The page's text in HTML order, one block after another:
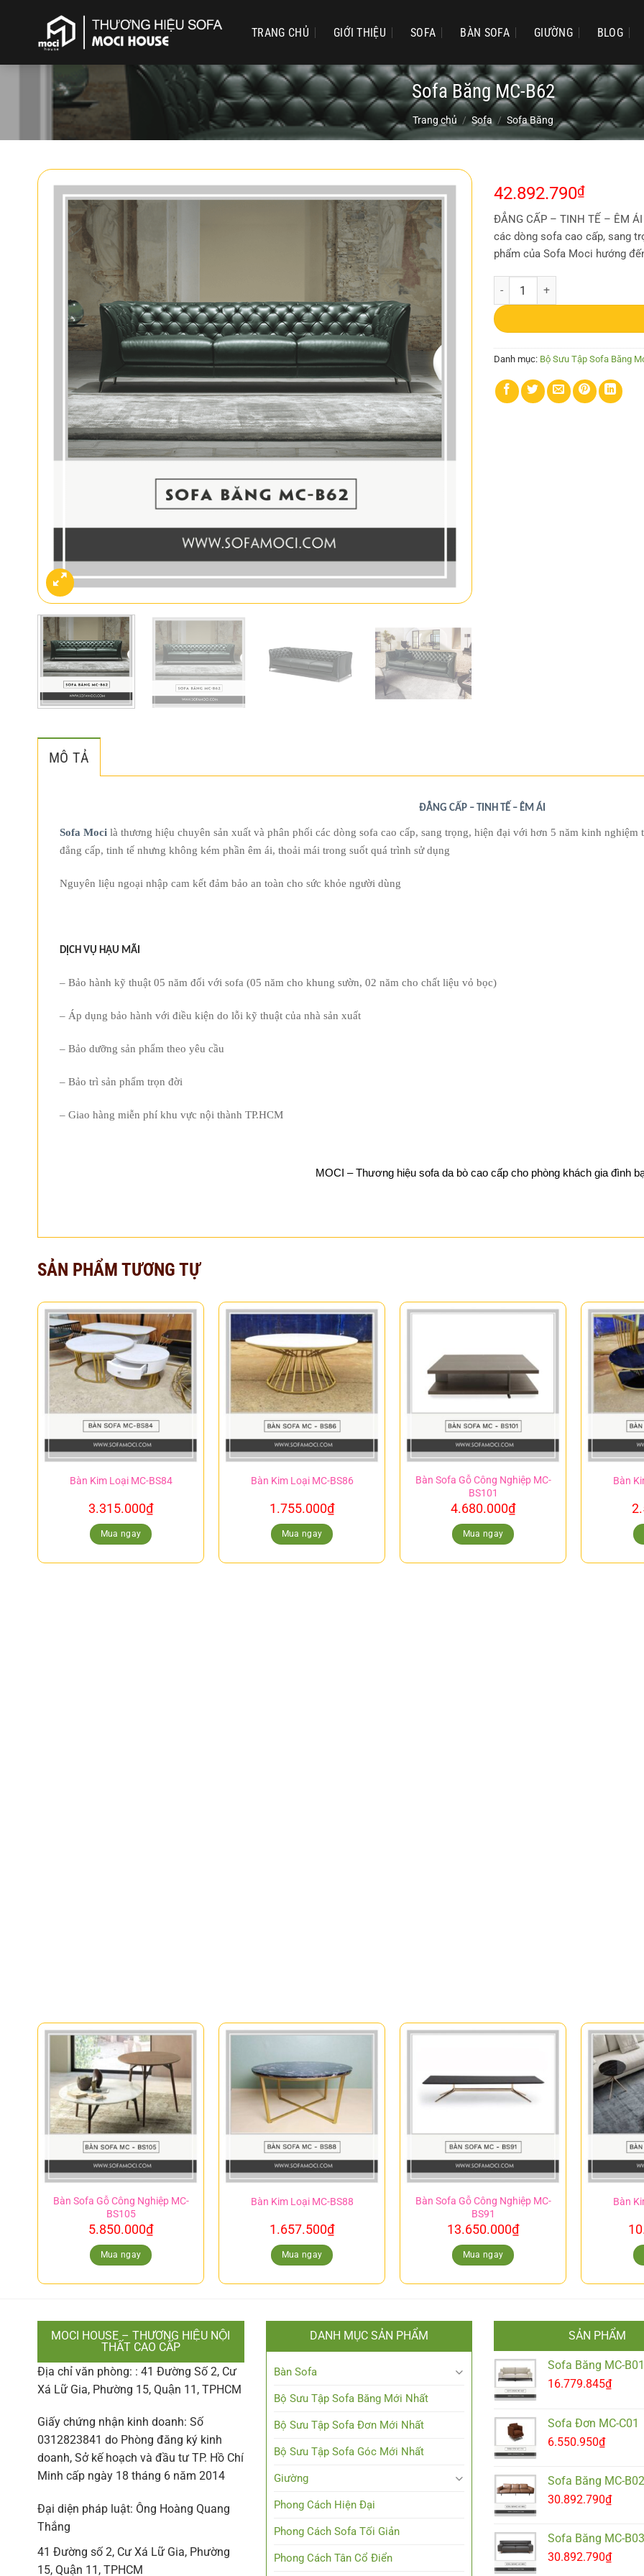
dung
TRANG CHỦ GIỚI THIỆU SOFA BÀN SOFA GIƯỜNG BLOG
Sofa Băng MC-B62
Trang chủ / Sofa / Sofa Băng
42.892.790₫
ĐẲNG CẤP – TINH TẾ – ÊM
các dòng sofa cao cấp, sang
phẩm của Sofa Moci hướng
Sofa Băng MC-B62 số lượng
Danh mục: Bộ Sưu Tập Sofa Băng
MÔ TẢ
ĐẲNG CẤP – TINH TẾ – ÊM ÁI
Sofa Moci là thương hiệu chuyên sản xuất và phân phối các dòng sofa cao cấp, sang trọng, hiện đại với hơn 5 năm kinh
đẳng cấp, tinh tế nhưng không kém phần êm ái, thoải mái trong suốt quá trình sử dụng
Nguyên liệu ngoại nhập cam kết đảm bảo an toàn cho sức khỏe người dùng
DỊCH VỤ HẬU MÃI
– Bảo hành kỹ thuật 05 năm đối với sofa (05 năm cho khung sườn, 02 năm cho chất liệu vỏ bọc)
– Áp dụng bảo hành với điều kiện do lỗi kỹ thuật của nhà sản xuất
– Bảo dưỡng sản phẩm theo yêu cầu
– Bảo trì sản phẩm trọn đời
– Giao hàng miễn phí khu vực nội thành TP.HCM
MOCI – Thương hiệu sofa da bò cao cấp cho phòng khách gia đình
SẢN PHẨM TƯƠNG TỰ
Bàn Kim Loại MC-BS84
3.315.000₫
Mua ngay
Bàn Kim Loại MC-BS86
1.755.000₫
Mua ngay
Bàn Sofa Gỗ Công Nghiệp MC-
BS101
4.680.000₫
Mua ngay
Bàn
Bàn Sofa Gỗ Công Nghiệp MC-
BS105
5.850.000₫
Mua ngay
Bàn Kim Loại MC-BS88
1.657.500₫
Mua ngay
Bàn Sofa Gỗ Công Nghiệp MC-
BS91
13.650.000₫
Mua ngay
Bàn
MOCI HOUSE – THƯƠNG HIỆU NỘI
THẤT CAO CẤP
Địa chỉ văn phòng: : 41 Đường Số 2, Cư
Xá Lữ Gia, Phường 15, Quận 11, TPHCM
Giấy chứng nhận kinh doanh: Số
0312823841 do Phòng đăng ký kinh
doanh, Sở kế hoạch và đầu tư TP. Hồ Chí
Minh cấp ngày 18 tháng 6 năm 2014
Đại diện pháp luật: Ông Hoàng Quang
Thắng
41 Đường số 2, Cư Xá Lữ Gia, Phường
15, Quận 11, TPHCM
DANH MỤC SẢN PHẨM
Bàn Sofa
Bộ Sưu Tập Sofa Băng Mới Nhất
Bộ Sưu Tập Sofa Đơn Mới Nhất
Bộ Sưu Tập Sofa Góc Mới Nhất
Giường
Phong Cách Hiện Đại
Phong Cách Sofa Tối Giản
Phong Cách Tân Cổ Điển
SẢN PHẨM
Sofa Băng MC-B01
16.779.845₫
Sofa Đơn MC-C01
6.550.950₫
Sofa Băng MC-B02
30.892.790₫
Sofa Băng MC-B03
30.892.790₫